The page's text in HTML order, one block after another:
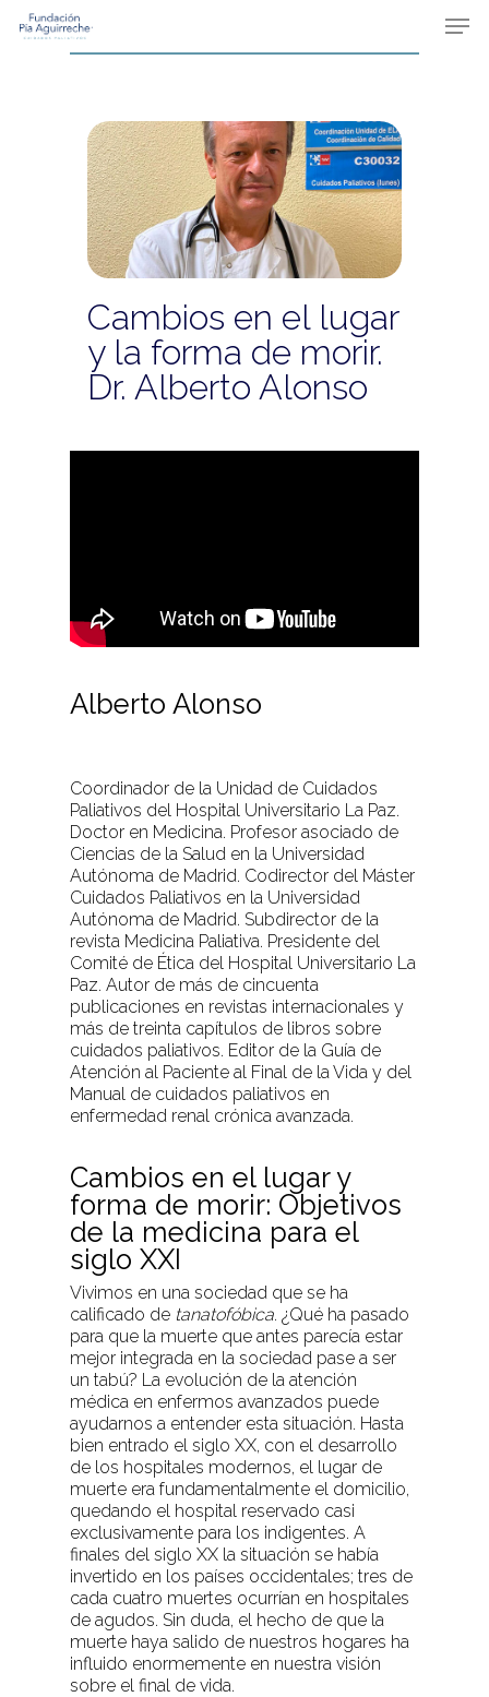
Skip
Cambios en el lugar
y la forma de morir.
Dr. Alberto Alonso
Alberto Alonso
Coordinador de la Unidad de Cuidados
Paliativos del Hospital Universitario La Paz.
Doctor en Medicina. Profesor asociado de
Ciencias de la Salud en la Universidad
Autónoma de Madrid. Codirector del Máster
Cuidados Paliativos en la Universidad
Autónoma de Madrid. Subdirector de la
revista Medicina Paliativa. Presidente del
Comité de Ética del Hospital Universitario La
Paz. Autor de más de cincuenta
publicaciones en revistas internacionales y
más de treinta capítulos de libros sobre
cuidados paliativos. Editor de la Guía de
Atención al Paciente al Final de la Vida y del
Manual de cuidados paliativos en
enfermedad renal crónica avanzada.
Cambios en el lugar y
forma de morir: Objetivos
de la medicina para el
siglo XXI
Vivimos en una sociedad que se ha
calificado de tanatofóbica. ¿Qué ha pasado
para que la muerte que antes parecía estar
mejor integrada en la sociedad pase a ser
un tabú? La evolución de la atención
médica en enfermos avanzados puede
ayudarnos a entender esta situación. Hasta
bien entrado el siglo XX, con el desarrollo
de los hospitales modernos, el lugar de
muerte era fundamentalmente el domicilio,
quedando el hospital reservado casi
exclusivamente para los indigentes. A
finales del siglo XX la situación se había
invertido en los países occidentales; tres de
cada cuatro muertes ocurrían en hospitales
de agudos. Sin duda, el hecho de que la
muerte haya salido de nuestros hogares ha
influido enormemente en nuestra visión
sobre el final de vida.